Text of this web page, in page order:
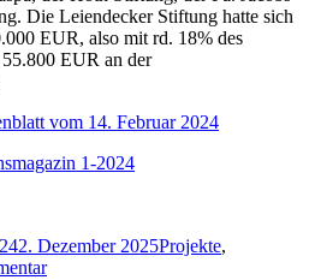
Die Leiendecker Stiftung hatte sich
EUR, also mit rd. 18% des
EUR an der
vom 14. Februar 2024
1-2024
2. Dezember 2025Projekte,
zu